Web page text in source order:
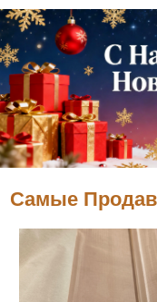
Самые